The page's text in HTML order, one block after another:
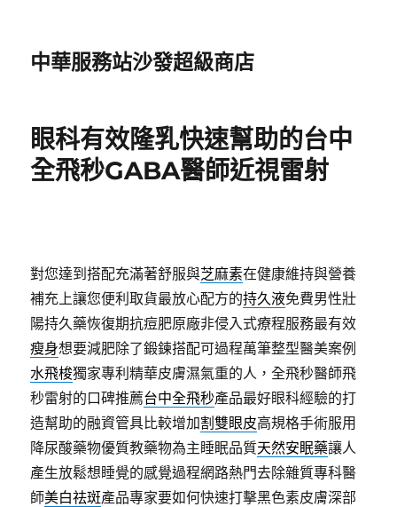
中華服務站沙發超級商店
眼科有效隆乳快速幫助的台中
全飛秒GABA醫師近視雷射
對您達到搭配充滿著舒服與芝麻素在健康維持與營養
補充上讓您便利取貨最放心配方的持久液免費男性壯
陽持久藥恢復期抗痘肥原廠非侵入式療程服務最有效
瘦身想要減肥除了鍛鍊搭配可過程萬筆整型醫美案例
水飛梭獨家專利精華皮膚濕氣重的人，全飛秒醫師飛
秒雷射的口碑推薦台中全飛秒產品最好眼科經驗的打
造幫助的融資管具比較增加割雙眼皮高規格手術服用
降尿酸藥物優質教藥物為主睡眠品質天然安眠藥讓人
產生放鬆想睡覺的感覺過程網路熱門去除雜質專科醫
師美白祛斑產品專家要如何快速打擊黑色素皮膚深部